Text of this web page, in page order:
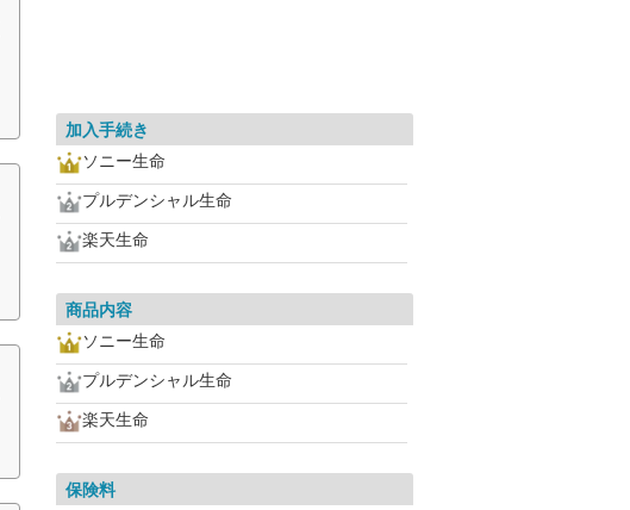
加入手続き
ソニー生命
プルデンシャル生命
楽天生命
商品内容
ソニー生命
プルデンシャル生命
楽天生命
保険料